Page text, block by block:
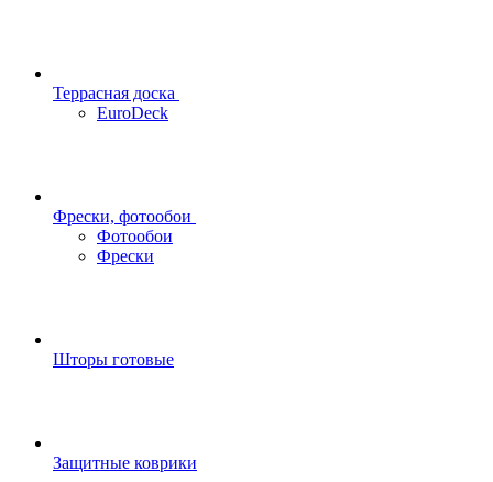
Террасная доска
EuroDeck
Фрески, фотообои
Фотообои
Фрески
Шторы готовые
Защитные коврики